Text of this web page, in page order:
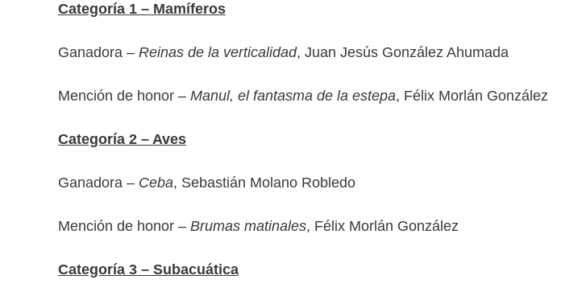
Categoría 1 – Mamíferos
Ganadora – Reinas de la verticalidad, Juan Jesús González Ahumada
Mención de honor – Manul, el fantasma de la estepa, Félix Morlán González
Categoría 2 – Aves
Ganadora – Ceba, Sebastián Molano Robledo
Mención de honor – Brumas matinales, Félix Morlán González
Categoría 3 – Subacuática